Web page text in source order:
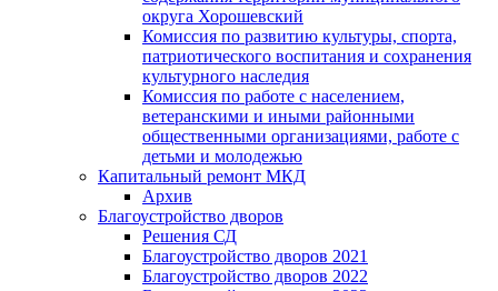
округа Хорошевский
Комиссия по развитию культуры, спорта,
патриотического воспитания и сохранения
культурного наследия
Комиссия по работе с населением,
ветеранскими и иными районными
общественными организациями, работе с
детьми и молодежью
Капитальный ремонт МКД
Архив
Благоустройство дворов
Решения СД
Благоустройство дворов 2021
Благоустройство дворов 2022